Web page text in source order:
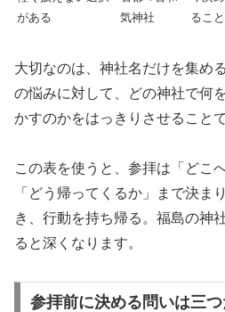
がある
気神社
るこ
大切なのは、神社名だけを集め
の悩みに対して、どの神社で何
かすのかをはっきりさせることで
この表を使うと、参拝は「どこ
「どう帰ってくるか」まで決ま
き、行動を持ち帰る。福島の神
ると深くなります。
参拝前に決める問いは三